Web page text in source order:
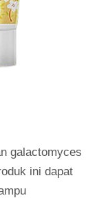
galactomyces
ini dapat